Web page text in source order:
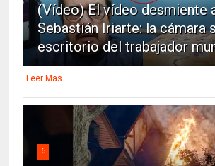
(Vídeo) El vídeo desmiente
Sebastián Iriarte: la cámara
escritorio del trabajador
Leer Mas
6